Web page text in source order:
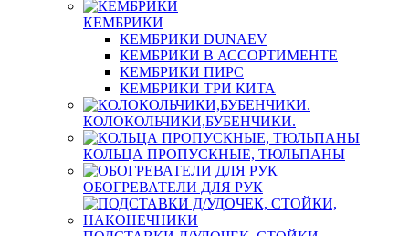
КЕМБРИКИ
КЕМБРИКИ DUNAEV
КЕМБРИКИ В АССОРТИМЕНТЕ
КЕМБРИКИ ПИРС
КЕМБРИКИ ТРИ КИТА
КОЛОКОЛЬЧИКИ,БУБЕНЧИКИ.
КОЛЬЦА ПРОПУСКНЫЕ, ТЮЛЬПАНЫ
ОБОГРЕВАТЕЛИ ДЛЯ РУК